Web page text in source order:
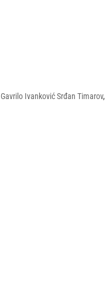
Gavrilo Ivanković Srđan Timarov,